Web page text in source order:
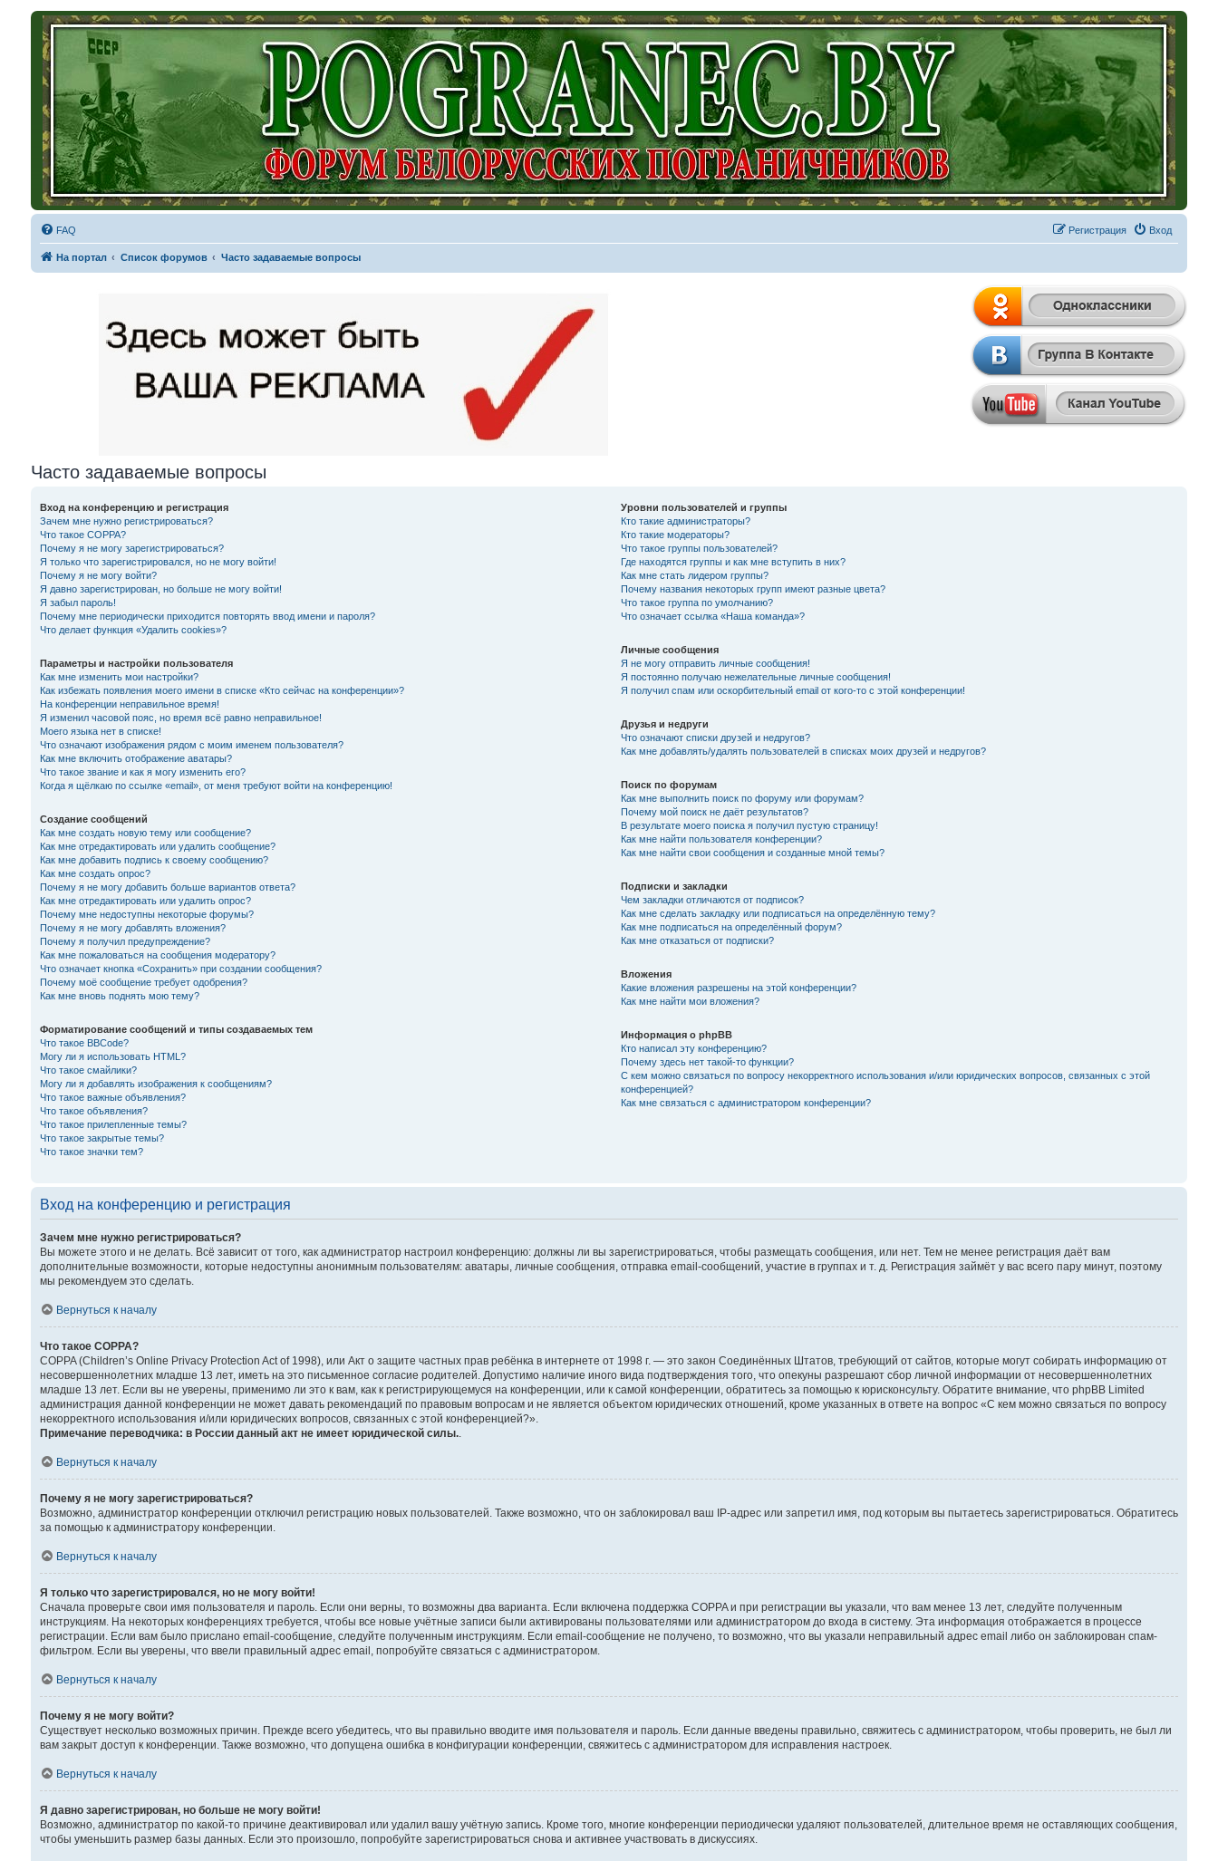
FAQ Вход
Регистрация
На портал Список форумов Часто задаваемые вопросы
Часто задаваемые вопросы
Вход на конференцию и регистрация
Зачем мне нужно регистрироваться?
Что такое COPPA?
Почему я не могу зарегистрироваться?
Я только что зарегистрировался, но не могу войти!
Почему я не могу войти?
Я давно зарегистрирован, но больше не могу войти!
Я забыл пароль!
Почему мне периодически приходится повторять ввод имени и пароля?
Что делает функция «Удалить cookies»?
Параметры и настройки пользователя
Как мне изменить мои настройки?
Как избежать появления моего имени в списке «Кто сейчас на конференции»?
На конференции неправильное время!
Я изменил часовой пояс, но время всё равно неправильное!
Моего языка нет в списке!
Что означают изображения рядом с моим именем пользователя?
Как мне включить отображение аватары?
Что такое звание и как я могу изменить его?
Когда я щёлкаю по ссылке «email», от меня требуют войти на конференцию!
Создание сообщений
Как мне создать новую тему или сообщение?
Как мне отредактировать или удалить сообщение?
Как мне добавить подпись к своему сообщению?
Как мне создать опрос?
Почему я не могу добавить больше вариантов ответа?
Как мне отредактировать или удалить опрос?
Почему мне недоступны некоторые форумы?
Почему я не могу добавлять вложения?
Почему я получил предупреждение?
Как мне пожаловаться на сообщения модератору?
Что означает кнопка «Сохранить» при создании сообщения?
Почему моё сообщение требует одобрения?
Как мне вновь поднять мою тему?
Форматирование сообщений и типы создаваемых тем
Что такое BBCode?
Могу ли я использовать HTML?
Что такое смайлики?
Могу ли я добавлять изображения к сообщениям?
Что такое важные объявления?
Что такое объявления?
Что такое прилепленные темы?
Что такое закрытые темы?
Что такое значки тем?
Уровни пользователей и группы
Кто такие администраторы?
Кто такие модераторы?
Что такое группы пользователей?
Где находятся группы и как мне вступить в них?
Как мне стать лидером группы?
Почему названия некоторых групп имеют разные цвета?
Что такое группа по умолчанию?
Что означает ссылка «Наша команда»?
Личные сообщения
Я не могу отправить личные сообщения!
Я постоянно получаю нежелательные личные сообщения!
Я получил спам или оскорбительный email от кого-то с этой конференции!
Друзья и недруги
Что означают списки друзей и недругов?
Как мне добавлять/удалять пользователей в списках моих друзей и недругов?
Поиск по форумам
Как мне выполнить поиск по форуму или форумам?
Почему мой поиск не даёт результатов?
В результате моего поиска я получил пустую страницу!
Как мне найти пользователя конференции?
Как мне найти свои сообщения и созданные мной темы?
Подписки и закладки
Чем закладки отличаются от подписок?
Как мне сделать закладку или подписаться на определённую тему?
Как мне подписаться на определённый форум?
Как мне отказаться от подписки?
Вложения
Какие вложения разрешены на этой конференции?
Как мне найти мои вложения?
Информация о phpBB
Кто написал эту конференцию?
Почему здесь нет такой-то функции?
С кем можно связаться по вопросу некорректного использования и/или юридических вопросов, связанных с этой
конференцией?
Как мне связаться с администратором конференции?
Вход на конференцию и регистрация
Зачем мне нужно регистрироваться?
Вы можете этого и не делать. Всё зависит от того, как администратор настроил конференцию: должны ли вы зарегистрироваться, чтобы размещать сообщения, или нет. Тем не менее регистрация даёт вам
дополнительные возможности, которые недоступны анонимным пользователям: аватары, личные сообщения, отправка email-сообщений, участие в группах и т. д. Регистрация займёт у вас всего пару минут, поэтому
мы рекомендуем это сделать.
Вернуться к началу
Что такое COPPA?
COPPA (Children’s Online Privacy Protection Act of 1998), или Акт о защите частных прав ребёнка в интернете от 1998 г. — это закон Соединённых Штатов, требующий от сайтов, которые могут собирать информацию от
несовершеннолетних младше 13 лет, иметь на это письменное согласие родителей. Допустимо наличие иного вида подтверждения того, что опекуны разрешают сбор личной информации от несовершеннолетних
младше 13 лет. Если вы не уверены, применимо ли это к вам, как к регистрирующемуся на конференции, или к самой конференции, обратитесь за помощью к юрисконсульту. Обратите внимание, что phpBB Limited
администрация данной конференции не может давать рекомендаций по правовым вопросам и не является объектом юридических отношений, кроме указанных в ответе на вопрос «С кем можно связаться по вопросу
некорректного использования и/или юридических вопросов, связанных с этой конференцией?».
Примечание переводчика: в России данный акт не имеет юридической силы..
Вернуться к началу
Почему я не могу зарегистрироваться?
Возможно, администратор конференции отключил регистрацию новых пользователей. Также возможно, что он заблокировал ваш IP-адрес или запретил имя, под которым вы пытаетесь зарегистрироваться. Обратитесь
за помощью к администратору конференции.
Вернуться к началу
Я только что зарегистрировался, но не могу войти!
Сначала проверьте свои имя пользователя и пароль. Если они верны, то возможны два варианта. Если включена поддержка COPPA и при регистрации вы указали, что вам менее 13 лет, следуйте полученным
инструкциям. На некоторых конференциях требуется, чтобы все новые учётные записи были активированы пользователями или администратором до входа в систему. Эта информация отображается в процессе
регистрации. Если вам было прислано email-сообщение, следуйте полученным инструкциям. Если email-сообщение не получено, то возможно, что вы указали неправильный адрес email либо он заблокирован спам-
фильтром. Если вы уверены, что ввели правильный адрес email, попробуйте связаться с администратором.
Вернуться к началу
Почему я не могу войти?
Существует несколько возможных причин. Прежде всего убедитесь, что вы правильно вводите имя пользователя и пароль. Если данные введены правильно, свяжитесь с администратором, чтобы проверить, не был ли
вам закрыт доступ к конференции. Также возможно, что допущена ошибка в конфигурации конференции, свяжитесь с администратором для исправления настроек.
Вернуться к началу
Я давно зарегистрирован, но больше не могу войти!
Возможно, администратор по какой-то причине деактивировал или удалил вашу учётную запись. Кроме того, многие конференции периодически удаляют пользователей, длительное время не оставляющих сообщения,
чтобы уменьшить размер базы данных. Если это произошло, попробуйте зарегистрироваться снова и активнее участвовать в дискуссиях.